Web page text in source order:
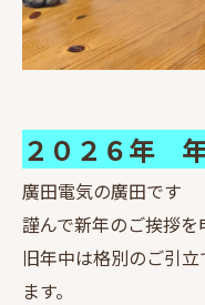
２０２６年
廣田電気の廣田です
謹んで新年のご挨拶を
旧年中は格別のご引
ます。